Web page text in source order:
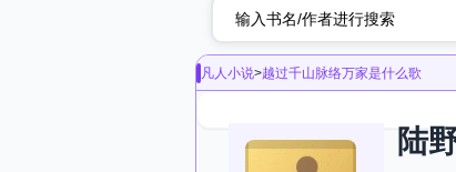
凡人小说>越过千山脉络万家是什么歌
陆